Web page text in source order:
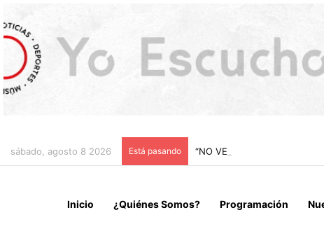
sábado, agosto 8 2026 Está pasando “NO VENIMOS A CELEBRAR
Inicio ¿Quiénes Somos? Programación